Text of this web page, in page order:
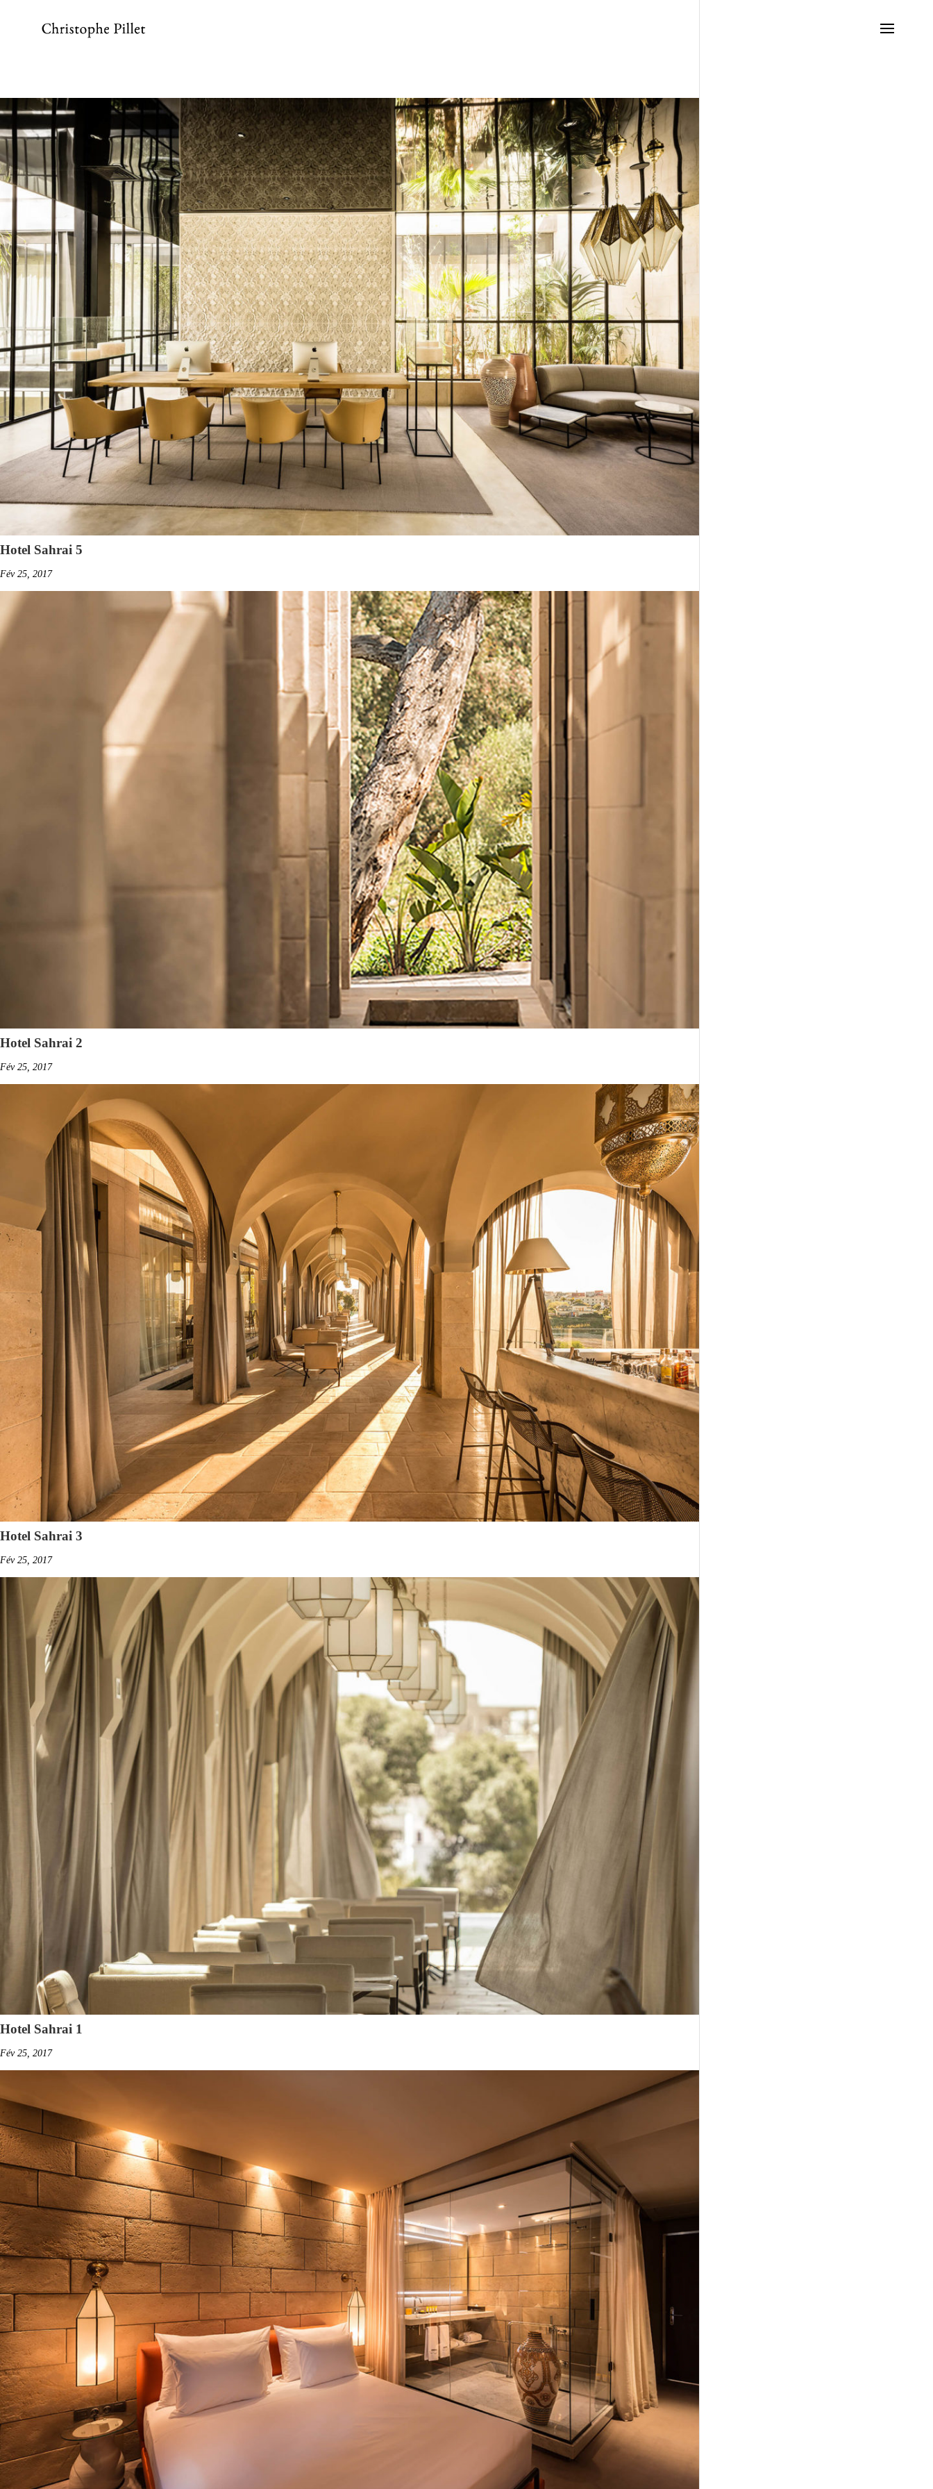
Hotel Sahrai 5
Fév 25, 2017
Hotel Sahrai 2
Fév 25, 2017
Hotel Sahrai 3
Fév 25, 2017
Hotel Sahrai 1
Fév 25, 2017